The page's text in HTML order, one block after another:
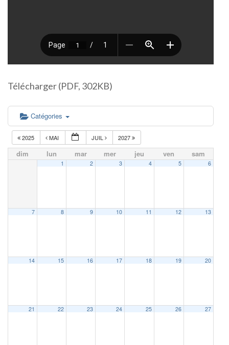
Télécharger (PDF, 302KB)
Catégories
2025 MAI JUIL 2027
dim lun mar mer jeu ven sam
1 2 3 4 5 6
7 8 9 10 11 12 13
14 15 16 17 18 19 20
21 22 23 24 25 26 27